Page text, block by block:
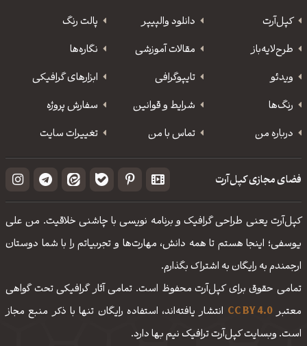
کپل‌آرت دانلود‌ والپیپر
پالت رنگ
طرح‌لایه‌باز
مقالات آموزشی
نگاره‌ها
ویدئو
‌تایپوگرافی
ابزارهای گرافیکی
رنگ‌ها
شرایط و قوانین
سفارش پروژه
درباره من
تماس با من تغییرات سایت
فضای مجازی کپل‌آرت
کپل‌آرت یعنی طراحی گرافیک و برنامه نویسی با چاشنی خلاقیت. من علی
یوسفی؛ اینجا هستم تا همه دانش، مهارت‌‌ها و تجربیاتم را با شما دوستان
ارجمندم به رایگان به اشتراک بگذارم.
تمامی حقوق برای کپل‌آرت محفوظ است. تمامی آثار گرافیکی تحت گواهی
معتبرCC BY 4.0 انتشار یافته‌اند، استفاده رایگان تنها با ذکر منبع مجاز
است. وبسایت کپل‌آرت ترافیک نیم بها دارد.